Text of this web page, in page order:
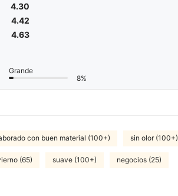
4.30
4.42
4.63
Grande
8%
con buen material (100+) sin olor (100+)
(65) suave (100+) negocios (25)